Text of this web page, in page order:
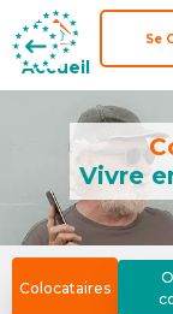
Accueil
Se
Accueil
Se
Vivre
Colocataires